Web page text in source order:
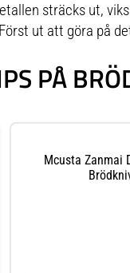
sträcks ut,
ut att göra på
PÅ
Mcusta Zanmai